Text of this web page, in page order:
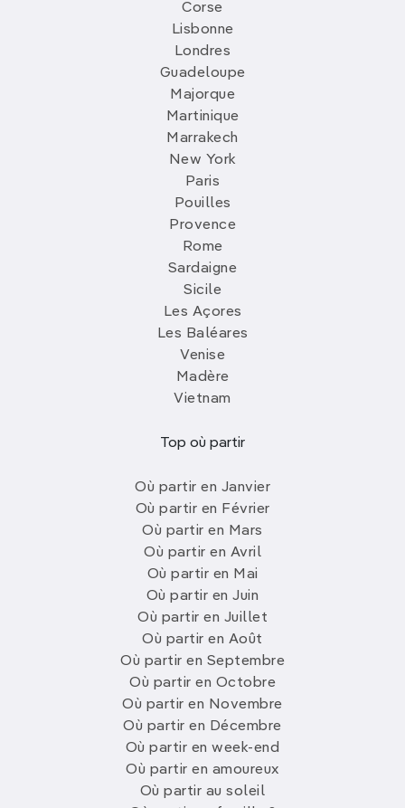
Corse
Lisbonne
Londres
Guadeloupe
Majorque
Martinique
Marrakech
New York
Paris
Pouilles
Provence
Rome
Sardaigne
Sicile
Les Açores
Les Baléares
Venise
Madère
Vietnam
Top où partir
Où partir en Janvier
Où partir en Février
Où partir en Mars
Où partir en Avril
Où partir en Mai
Où partir en Juin
Où partir en Juillet
Où partir en Août
Où partir en Septembre
Où partir en Octobre
Où partir en Novembre
Où partir en Décembre
Où partir en week-end
Où partir en amoureux
Où partir au soleil